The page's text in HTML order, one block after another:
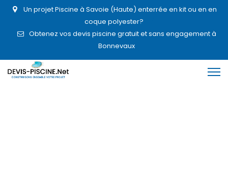
Un projet Piscine à Savoie (Haute) enterrée en kit ou en en
coque polyester?
Obtenez vos devis piscine gratuit et sans engagement à
Bonnevaux